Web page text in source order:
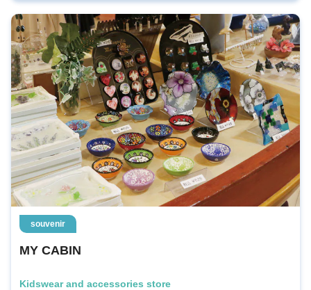
souvenir
MY CABIN
Kidswear and accessories store